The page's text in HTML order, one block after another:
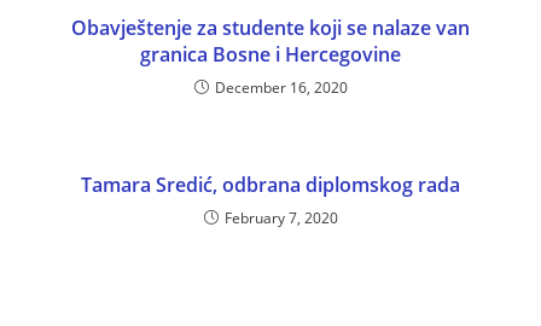
Obavještenje za studente koji se nalaze van
granica Bosne i Hercegovine
December 16, 2020
Tamara Sredić, odbrana diplomskog rada
February 7, 2020